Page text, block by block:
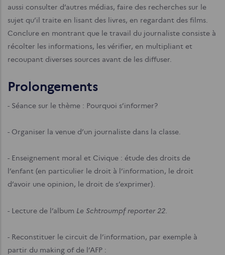
aussi consulter d’autres médias, faire des recherches sur le
sujet qu’il traite en lisant des livres, en regardant des films.
Conclure en montrant que le travail du journaliste consiste à
récolter les informations, les vérifier, en multipliant et
recoupant diverses sources avant de les diffuser.
Prolongements
- Séance sur le thème : Pourquoi s’informer?
- Organiser la venue d’un journaliste dans la classe.
- Enseignement moral et Civique : étude des droits de
l’enfant (en particulier le droit à l’information, le droit
d’avoir une opinion, le droit de s’exprimer).
- Lecture de l’album Le Schtroumpf reporter 22.
- Reconstituer le circuit de l’information, par exemple à
partir du making of de l’AFP :